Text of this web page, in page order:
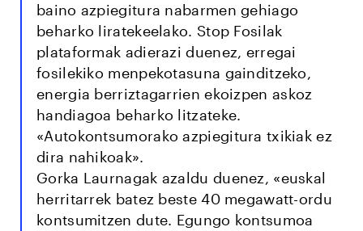
baino azpiegitura nabarmen gehiago
beharko liratekeelako. Stop Fosilak
plataformak adierazi duenez, erregai
fosilekiko menpekotasuna gainditzeko,
energia berriztagarrien ekoizpen askoz
handiagoa beharko litzateke.
«Autokontsumorako azpiegitura txikiak ez
dira nahikoak».
Gorka Laurnagak azaldu duenez, «euskal
herritarrek batez beste 40 megawatt-ordu
kontsumitzen dute. Egungo kontsumoa